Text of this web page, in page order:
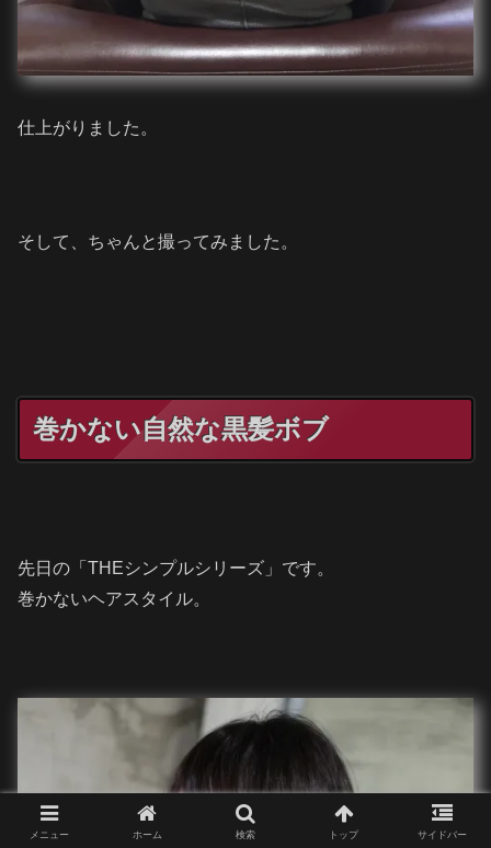
仕上がりました。
そして、ちゃんと撮ってみました。
巻かない自然な黒髪ボブ
先日の「THEシンプルシリーズ」です。
巻かないヘアスタイル。
メニュー ホーム 検索 トップ サイドバー